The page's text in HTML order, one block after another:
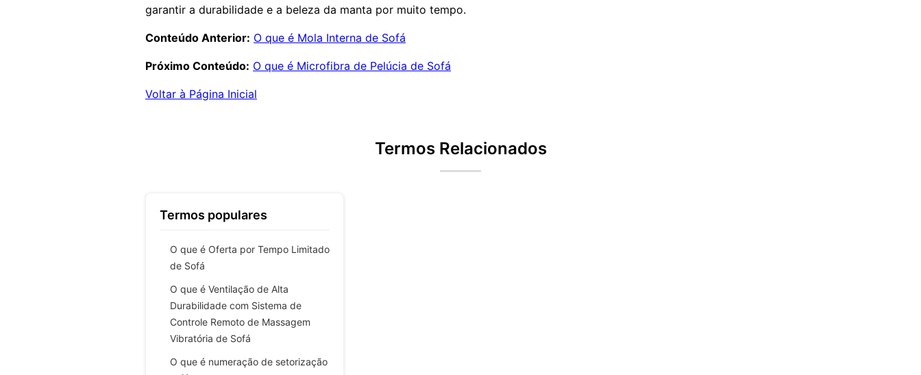
garantir a durabilidade e a beleza da manta por muito tempo.
Conteúdo Anterior: O que é Mola Interna de Sofá
Próximo Conteúdo: O que é Microfibra de Pelúcia de Sofá
Voltar à Página Inicial
Termos Relacionados
Termos populares
O que é Oferta por Tempo Limitado
de Sofá
O que é Ventilação de Alta
Durabilidade com Sistema de
Controle Remoto de Massagem
Vibratória de Sofá
O que é numeração de setorização